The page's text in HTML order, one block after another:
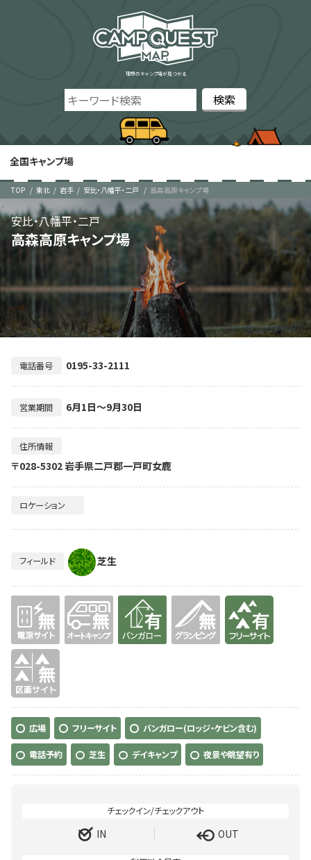
理想のキャンプ場が見つかる
全国キャンプ場
TOP 東北 岩手 安比・八幡平・二戸 高森高原キャンプ場
高森高原キャンプ場
安比・八幡平・二戸
電話番号 0195-33-2111
営業期間 6月1日～9月30日
住所情報
〒028-5302 岩手県二戸郡一戸町女鹿
ロケーション
フィールド 芝生
無 無 有り 有り
無
広場 フリーサイト バンガロー(ロッジ・ケビン含む)
電話予約 芝生 デイキャンプ 夜景や眺望有り
IN OUT